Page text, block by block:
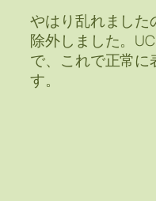
やはり乱れまし
除外しました。
で、これで正常に
す。